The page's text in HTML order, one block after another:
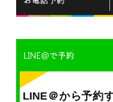
LINE＠から予約